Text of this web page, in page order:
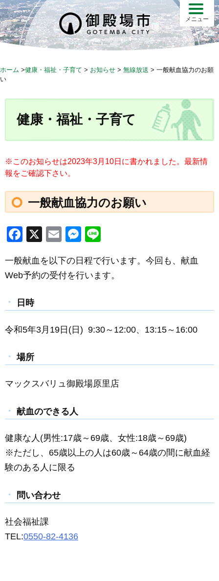
S
k
i
p
c
メニュー
ホーム >健康・福祉・子育て > お知らせ > 無線放送 > 一般献血協力のお願
い
健康・福祉・子育て
※このお知らせは2023年3月10日に書かれました。最新情
報をご確認下さい。
一般献血協力のお願い
F
c
e
b
o
o
X
E
ail
M
ss
e
g
er
e
一般献血を以下の日程で行います。今回も、献血
Web予約の受付を行います。
日時
令和5年3月19日(日) 9:30～12:00、13:15～16:00
場所
マックスバリュ御殿場原里店
献血のできる人
健康な人(男性:17歳～69歳、女性:18歳～69歳)
※ただし、65歳以上の人は60歳～64歳の間に献血経
験のある人に限る
問い合わせ
社会福祉課
TEL:0550-82-4136